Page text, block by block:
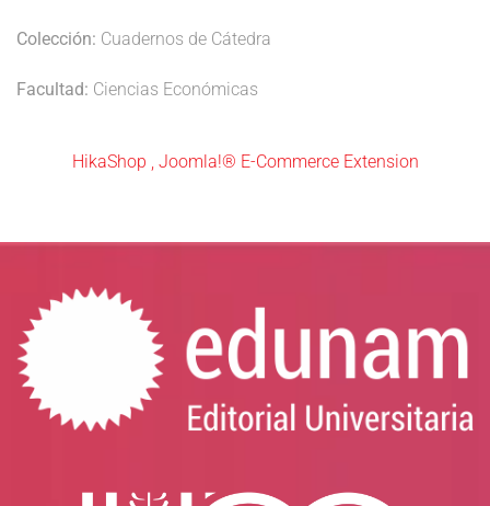
Colección: Cuadernos de Cátedra
Facultad: Ciencias Económicas
HikaShop , Joomla!® E-Commerce Extension